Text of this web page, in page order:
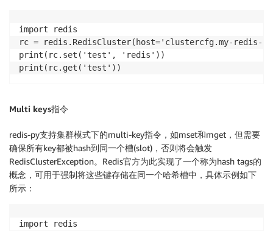
import redis
rc = redis.RedisCluster(host='clustercfg.my-redis-
print(rc.set('test', 'redis'))
Multi keys指令
redis-py支持集群模式下的multi-key指令，如mset和mget，但需要
确保所有key都被hash到同一个槽(slot)，否则将会触发
RedisClusterException。Redis官方为此实现了一个称为hash tags的
概念，可用于强制将这些键存储在同一个哈希槽中，具体示例如下
所示：
import redis